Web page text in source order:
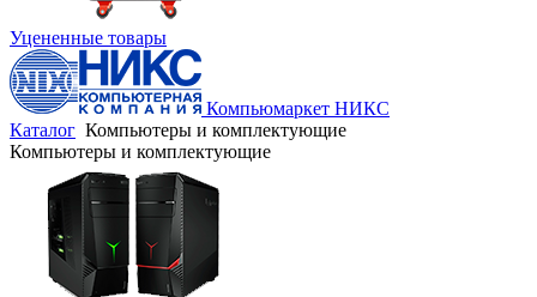
Уцененные товары
Компьюмаркет НИКС
Каталог Компьютеры и комплектующие
Компьютеры и комплектующие